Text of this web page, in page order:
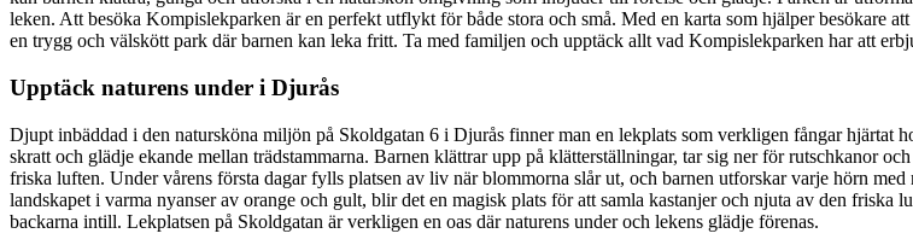
leken. Att besöka Kompislekparken är en perfekt utflykt för både stora och små. Med en karta som hjälper besökare
en trygg och välskött park där barnen kan leka fritt. Ta med familjen och upptäck allt vad Kompislekparken har att
Upptäck naturens under i Djurås
Djupt inbäddad i den natursköna miljön på Skoldgatan 6 i Djurås finner man en lekplats som verkligen fångar hjärtat
skratt och glädje ekande mellan trädstammarna. Barnen klättrar upp på klätterställningar, tar sig ner för rutschkanor
friska luften. Under vårens första dagar fylls platsen av liv när blommorna slår ut, och barnen utforskar varje hörn
landskapet i varma nyanser av orange och gult, blir det en magisk plats för att samla kastanjer och njuta av den
backarna intill. Lekplatsen på Skoldgatan är verkligen en oas där naturens under och lekens glädje förenas.